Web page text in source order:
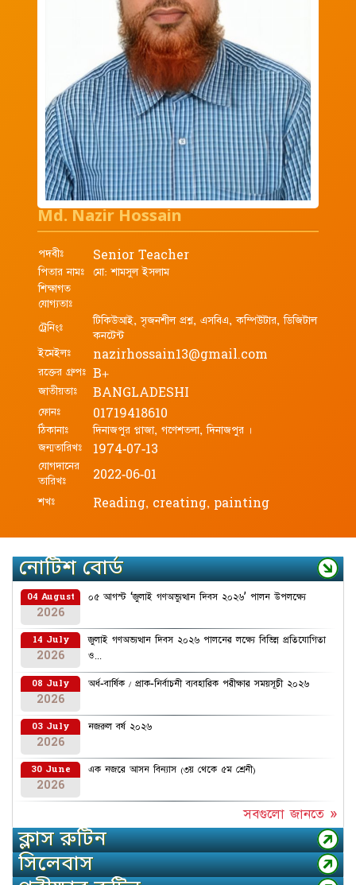
Md. Nazir Hossain
পদবীঃ
Senior Teacher
পিতার নামঃ
মো: শামসুল ইসলাম
শিক্ষাগত
যোগ্যতাঃ
ট্রেনিংঃ
টিকিউআই, সৃজনশীল প্রশ্ন, এসবিএ, কম্পিউটার, ডিজিটাল
কনটেন্ট
ইমেইলঃ
nazirhossain13@gmail.com
রক্তের গ্রুপঃ B+
জাতীয়তাঃ
BANGLADESHI
ফোনঃ
01719418610
ঠিকানাঃ
দিনাজপুর প্লাজা, গণেশতলা, দিনাজপুর ।
জন্মতারিখঃ
1974-07-13
যোগদানের
তারিখঃ
2022-06-01
শখঃ
Reading, creating, painting
নোটিশ বোর্ড
04 August
2026
০৫ আগস্ট ‘জুলাই গণঅভ্যুত্থান দিবস ২০২৬’ পালন উপলক্ষ্যে
14 July
2026
জুলাই গণঅভ্যত্থান দিবস ২০২৬ পালনের লক্ষ্যে বিভিন্ন প্রতিযোগিতা
ও...
08 July
2026
অর্ধ-বার্ষিক / প্রাক-নির্বাচনী ব্যবহারিক পরীক্ষার সময়সূচী ২০২৬
03 July
2026
নজরুল বর্ষ ২০২৬
30 June
2026
এক নজরে আসন বিন্যাস (৩য় থেকে ৫ম শ্রেনী)
সবগুলো জানতে »
ক্লাস রুটিন
সিলেবাস